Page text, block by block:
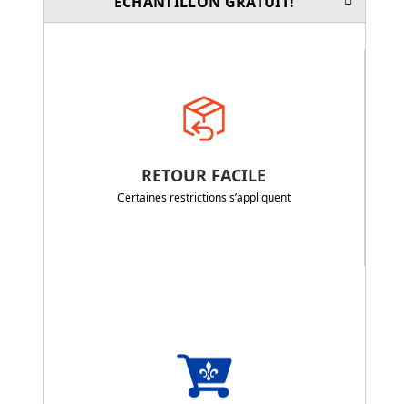
RETOUR FACILE
Certaines restrictions s’appliquent